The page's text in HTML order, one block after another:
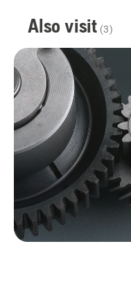
Also visit (3)